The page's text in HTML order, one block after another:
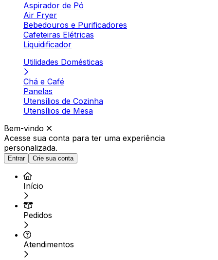
Aspirador de Pó
Air Fryer
Bebedouros e Purificadores
Cafeteiras Elétricas
Liquidificador
Utilidades Domésticas
Chá e Café
Panelas
Utensílios de Cozinha
Utensílios de Mesa
Bem-vindo
Acesse sua conta para ter uma experiência
personalizada.
Entrar Crie sua conta
Início
Pedidos
Atendimentos